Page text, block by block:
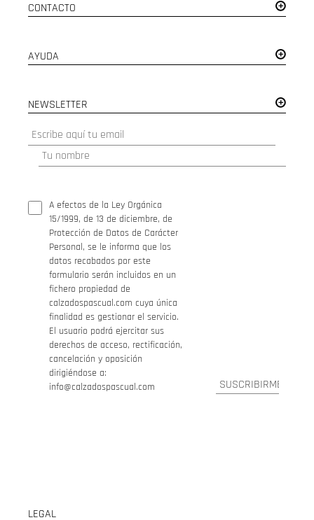
CONTACTO
AYUDA
NEWSLETTER
A efectos de la Ley Orgánica
15/1999, de 13 de diciembre, de
Protección de Datos de Carácter
Personal, se le informa que los
datos recabados por este
formulario serán incluidos en un
fichero propiedad de
calzadospascual.com cuya única
finalidad es gestionar el servicio.
El usuario podrá ejercitar sus
derechos de acceso, rectificación,
cancelación y oposición
dirigiéndose a:
info@calzadospascual.com
LEGAL